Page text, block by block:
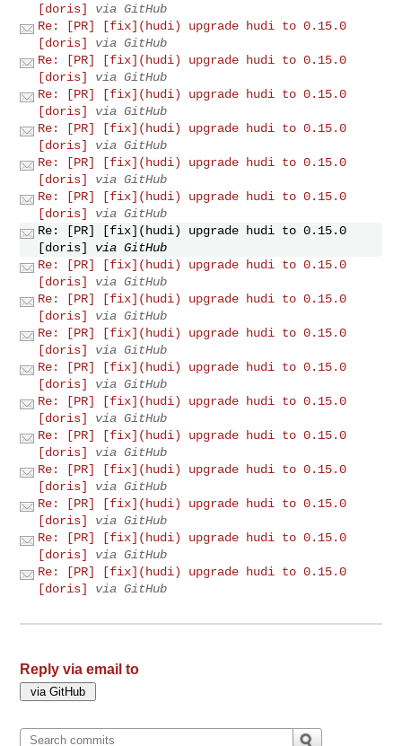
[doris]
via GitHub
Re: [PR] [fix](hudi) upgrade hudi to 0.15.0
[doris]
via GitHub
Re: [PR] [fix](hudi) upgrade hudi to 0.15.0
[doris]
via GitHub
Re: [PR] [fix](hudi) upgrade hudi to 0.15.0
[doris]
via GitHub
Re: [PR] [fix](hudi) upgrade hudi to 0.15.0
[doris]
via GitHub
Re: [PR] [fix](hudi) upgrade hudi to 0.15.0
[doris]
via GitHub
Re: [PR] [fix](hudi) upgrade hudi to 0.15.0
[doris]
via GitHub
Re: [PR] [fix](hudi) upgrade hudi to 0.15.0
[doris]
via GitHub
Re: [PR] [fix](hudi) upgrade hudi to 0.15.0
[doris]
via GitHub
Re: [PR] [fix](hudi) upgrade hudi to 0.15.0
[doris]
via GitHub
Re: [PR] [fix](hudi) upgrade hudi to 0.15.0
[doris]
via GitHub
Re: [PR] [fix](hudi) upgrade hudi to 0.15.0
[doris]
via GitHub
Re: [PR] [fix](hudi) upgrade hudi to 0.15.0
[doris]
via GitHub
Re: [PR] [fix](hudi) upgrade hudi to 0.15.0
[doris]
via GitHub
Re: [PR] [fix](hudi) upgrade hudi to 0.15.0
[doris]
via GitHub
Re: [PR] [fix](hudi) upgrade hudi to 0.15.0
[doris]
via GitHub
Re: [PR] [fix](hudi) upgrade hudi to 0.15.0
[doris]
via GitHub
Re: [PR] [fix](hudi) upgrade hudi to 0.15.0
[doris]
via GitHub
Reply via email to